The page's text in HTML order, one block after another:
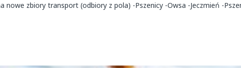
nowe zbiory transport (odbiory z pola) -Pszenicy -Owsa -Jeczmień -